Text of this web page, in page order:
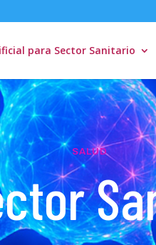
para Sector Sanitario
SALUD